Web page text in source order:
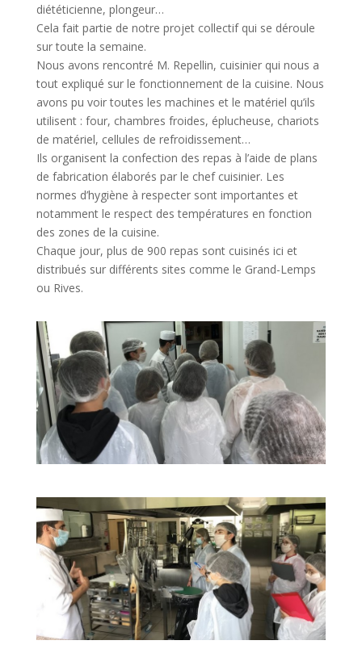
diététicienne, plongeur…
Cela fait partie de notre projet collectif qui se déroule
sur toute la semaine.
Nous avons rencontré M. Repellin, cuisinier qui nous a
tout expliqué sur le fonctionnement de la cuisine. Nous
avons pu voir toutes les machines et le matériel qu’ils
utilisent : four, chambres froides, éplucheuse, chariots
de matériel, cellules de refroidissement…
Ils organisent la confection des repas à l’aide de plans
de fabrication élaborés par le chef cuisinier. Les
normes d’hygiène à respecter sont importantes et
notamment le respect des températures en fonction
des zones de la cuisine.
Chaque jour, plus de 900 repas sont cuisinés ici et
distribués sur différents sites comme le Grand-Lemps
ou Rives.